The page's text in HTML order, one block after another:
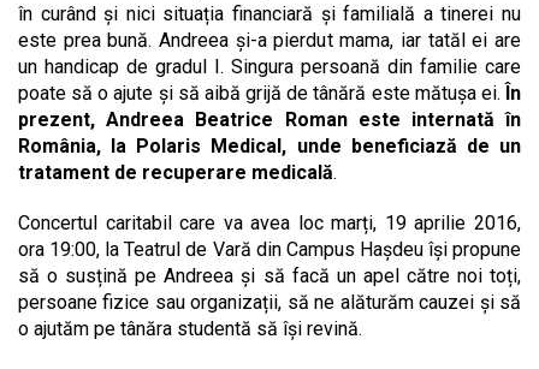
în curând și nici situația financiară și familială a tinerei nu
este prea bună. Andreea și-a pierdut mama, iar tatăl ei are
un handicap de gradul I. Singura persoană din familie care
poate să o ajute și să aibă grijă de tânără este mătușa ei. În
prezent, Andreea Beatrice Roman este internată în
România, la Polaris Medical, unde beneficiază de un
tratament de recuperare medicală.
Concertul caritabil care va avea loc marți, 19 aprilie 2016,
ora 19:00, la Teatrul de Vară din Campus Hașdeu își propune
să o susțină pe Andreea și să facă un apel către noi toți,
persoane fizice sau organizații, să ne alăturăm cauzei și să
o ajutăm pe tânăra studentă să își revină.